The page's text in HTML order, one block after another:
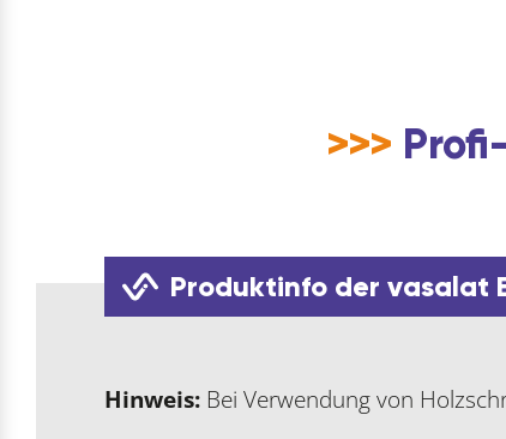
>>>
Produktinfo der vasalat
Hinweis: Bei Verwendung von